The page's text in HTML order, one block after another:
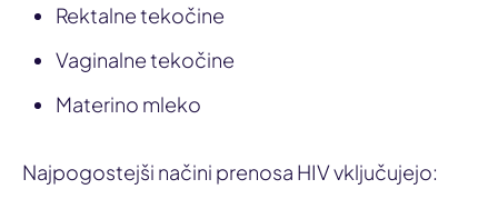
Rektalne tekočine
Vaginalne tekočine
Materino mleko
Najpogostejši načini prenosa HIV vključujejo: